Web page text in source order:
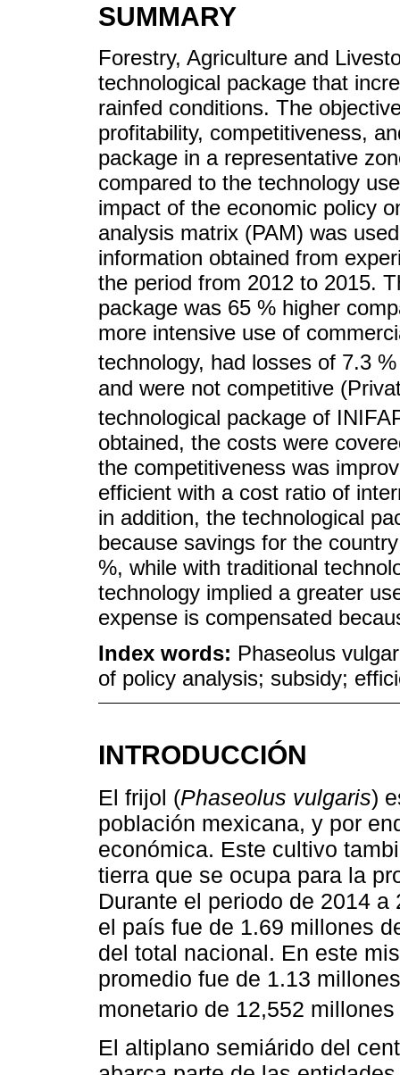
SUMMARY
Forestry, Agriculture and
technological package that
rainfed conditions. The
profitability, competitiveness,
package in a representative
compared to the technology
impact of the economic policy
analysis matrix (PAM) was
information obtained from
the period from 2012 to 2015.
package was 65 % higher
more intensive use of
technology, had losses of 7.3
and were not competitive
technological package of
obtained, the costs were
the competitiveness was
efficient with a cost ratio of
in addition, the technological
because savings for the
%, while with traditional
technology implied a greater
expense is compensated
Index words: Phaseolus
of policy analysis; subsidy;
INTRODUCCIÓN
El frijol (Phaseolus vulgaris)
población mexicana, y por
económica. Este cultivo
tierra que se ocupa para la
Durante el periodo de 2014
el país fue de 1.69 millones
del total nacional. En este
promedio fue de 1.13
monetario de 12,552
El altiplano semiárido del